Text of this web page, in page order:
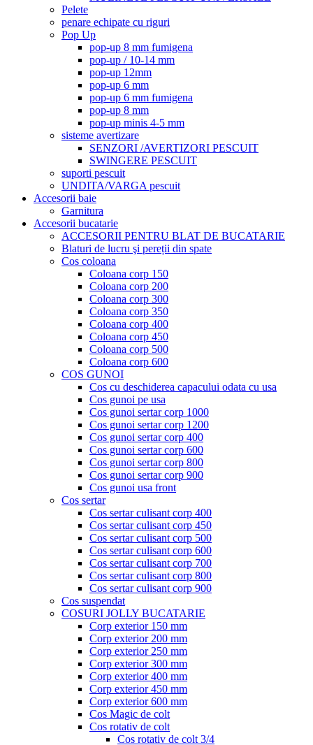
Pelete
penare echipate cu riguri
Pop Up
pop-up 8 mm fumigena
pop-up / 10-14 mm
pop-up 12mm
pop-up 6 mm
pop-up 6 mm fumigena
pop-up 8 mm
pop-up minis 4-5 mm
sisteme avertizare
SENZORI /AVERTIZORI PESCUIT
SWINGERE PESCUIT
suporti pescuit
UNDITA/VARGA pescuit
Accesorii baie
Garnitura
Accesorii bucatarie
ACCESORII PENTRU BLAT DE BUCATARIE
Blaturi de lucru şi pereții din spate
Cos coloana
Coloana corp 150
Coloana corp 200
Coloana corp 300
Coloana corp 350
Coloana corp 400
Coloana corp 450
Coloana corp 500
Coloana corp 600
COS GUNOI
Cos cu deschiderea capacului odata cu usa
Cos gunoi pe usa
Cos gunoi sertar corp 1000
Cos gunoi sertar corp 1200
Cos gunoi sertar corp 400
Cos gunoi sertar corp 600
Cos gunoi sertar corp 800
Cos gunoi sertar corp 900
Cos gunoi usa front
Cos sertar
Cos sertar culisant corp 400
Cos sertar culisant corp 450
Cos sertar culisant corp 500
Cos sertar culisant corp 600
Cos sertar culisant corp 700
Cos sertar culisant corp 800
Cos sertar culisant corp 900
Cos suspendat
COSURI JOLLY BUCATARIE
Corp exterior 150 mm
Corp exterior 200 mm
Corp exterior 250 mm
Corp exterior 300 mm
Corp exterior 400 mm
Corp exterior 450 mm
Corp exterior 600 mm
Cos Magic de colt
Cos rotativ de colt
Cos rotativ de colt 3/4